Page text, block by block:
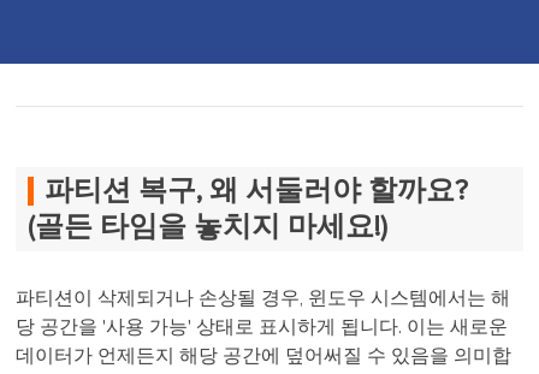
파티션 복구, 왜 서둘러야 할까요?
(골든 타임을 놓치지 마세요!)
파티션이 삭제되거나 손상될 경우, 윈도우 시스템에서는 해
당 공간을 '사용 가능' 상태로 표시하게 됩니다. 이는 새로운
데이터가 언제든지 해당 공간에 덮어써질 수 있음을 의미합